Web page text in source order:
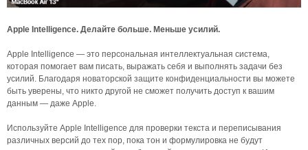
Apple Intelligence. Делайте больше. Меньше усилий.
Apple Intelligence — это персональная интеллектуальная система,
которая помогает вам писать, выражать себя и выполнять задачи без
усилий. Благодаря новаторской защите конфиденциальности вы можете
быть уверены, что никто другой не сможет получить доступ к вашим
данным — даже Apple.
Используйте Apple Intelligence для проверки текста и переписывания
различных версий до тех пор, пока тон и формулировка не будут